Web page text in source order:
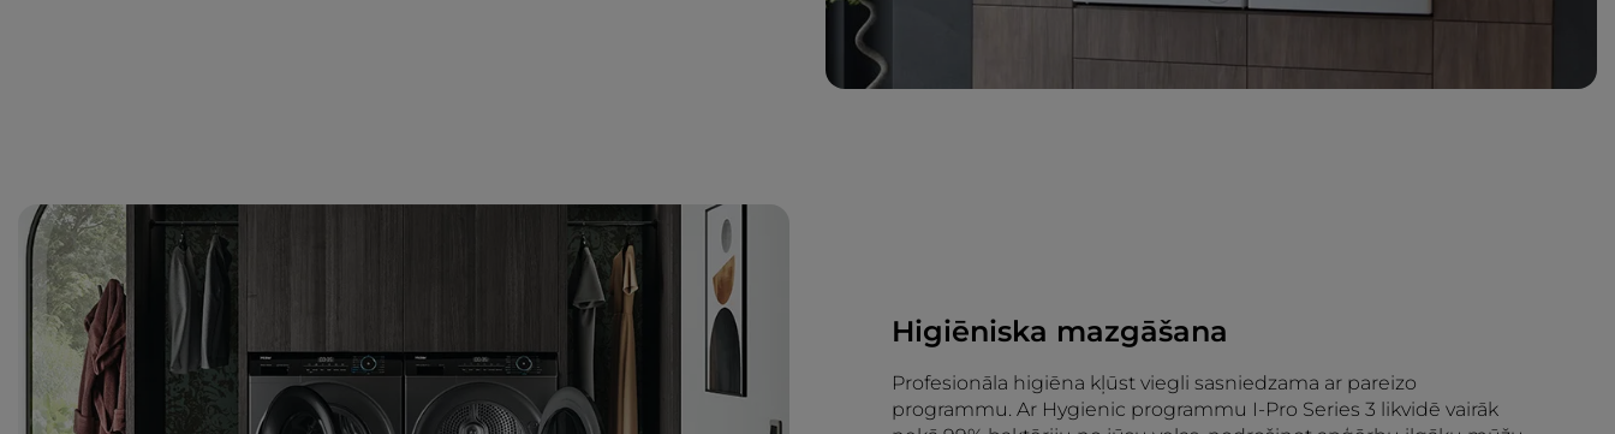
Higiēniska mazgāšana
Profesionāla higiēna kļūst viegli sasniedzama ar pareizo
programmu. Ar Hygienic programmu I-Pro Series 3 likvidē vairāk